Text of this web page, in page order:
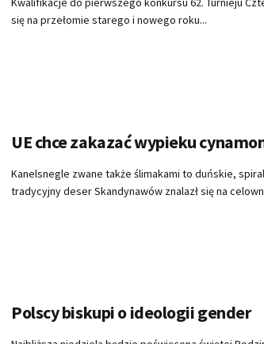
się na przełomie starego i nowego roku...
UE chce zakazać wypieku
Kanelsnegle zwane także ślimakami to duńskie,
tradycyjny deser Skandynawów znalazł się na
Polscy biskupi o ideologii gender